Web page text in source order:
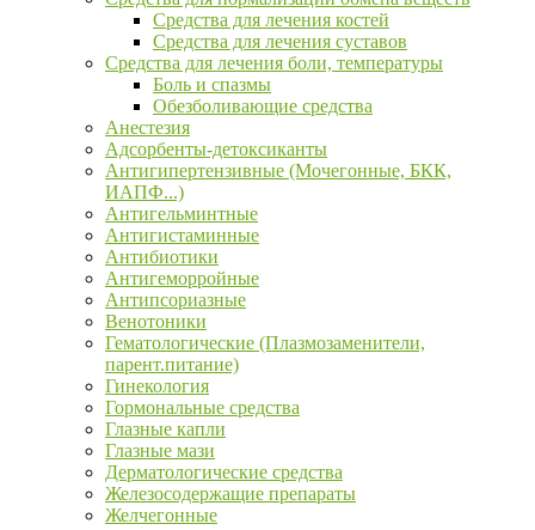
Средства для лечения костей
Средства для лечения суставов
Средства для лечения боли, температуры
Боль и спазмы
Обезболивающие средства
Анестезия
Адсорбенты-детоксиканты
Антигипертензивные (Мочегонные, БКК,
ИАПФ...)
Антигельминтные
Антигистаминные
Антибиотики
Антигеморройные
Антипсориазные
Венотоники
Гематологические (Плазмозаменители,
парент.питание)
Гинекология
Гормональные средства
Глазные капли
Глазные мази
Дерматологические средства
Железосодержащие препараты
Желчегонные